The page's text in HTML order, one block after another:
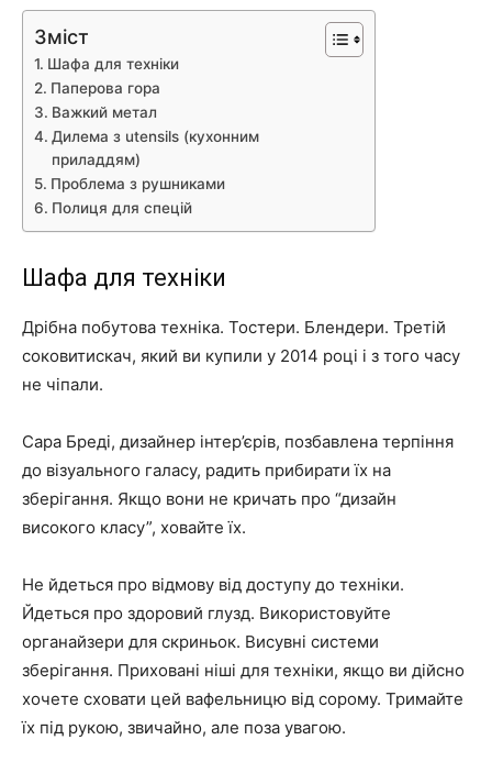
Зміст
Шафа для техніки
Паперова гора
Важкий метал
Дилема з utensils (кухонним
приладдям)
Проблема з рушниками
Полиця для спецій
Шафа для техніки
Дрібна побутова техніка. Тостери. Блендери. Третій
соковитискач, який ви купили у 2014 році і з того часу
не чіпали.
Сара Бреді, дизайнер інтер’єрів, позбавлена ​​терпіння
до візуального галасу, радить прибирати їх на
зберігання. Якщо вони не кричать про “дизайн
високого класу”, ховайте їх.
Не йдеться про відмову від доступу до техніки.
Йдеться про здоровий глузд. Використовуйте
органайзери для скриньок. Висувні системи
зберігання. Приховані ніші для техніки, якщо ви дійсно
хочете сховати цей вафельницю від сорому. Тримайте
їх під рукою, звичайно, але поза увагою.